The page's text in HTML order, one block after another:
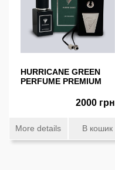
HURRICANE GREEN
PERFUME PREMIUM
2000 грн
More details В кошик